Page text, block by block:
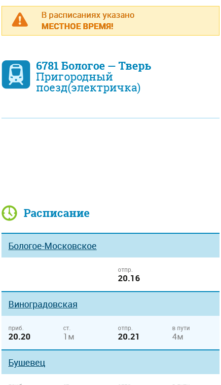
В расписаниях указано
МЕСТНОЕ ВРЕМЯ!
6781 Бологое — Тверь
Пригородный
поезд(электричка)
Расписание
Бологое-Московское
отпр.
20.16
Виноградовская
приб.
20.20
ст.
1м
отпр.
20.21
в пути
4м
Бушевец